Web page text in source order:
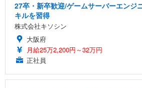
27卒・新卒歓迎/ゲームサーバーエンジ
キルを習得
株式会社キソシン
大阪府
月給25万2,200円～32万円
正社員